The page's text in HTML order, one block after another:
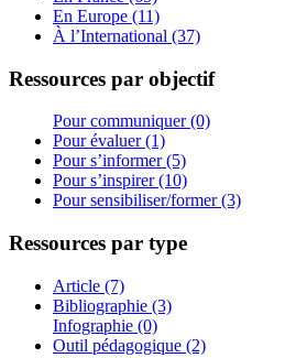
En Europe (11)
À l’International (37)
Ressources par objectif
Pour communiquer (0)
Pour évaluer (1)
Pour s’informer (5)
Pour s’inspirer (10)
Pour sensibiliser/former (3)
Ressources par type
Article (7)
Bibliographie (3)
Infographie (0)
Outil pédagogique (2)